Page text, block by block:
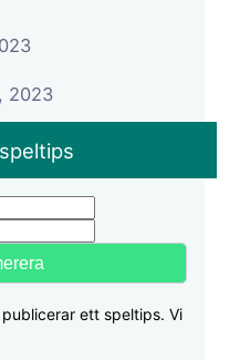
2023
ett speltips. Vi